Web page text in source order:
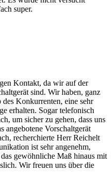
super.
Kontakt, da wir auf der
sind. Wir haben, ganz
Konkurrenten, eine sehr
erhalten. Sogar telefonisch
um sicher zu gehen, dass uns
angebotene Vorschaltgerät
recherchierte Herr Reichelt
ist sehr angenehm,
gewöhnliche Maß hinaus mit
Wir freuen uns über die